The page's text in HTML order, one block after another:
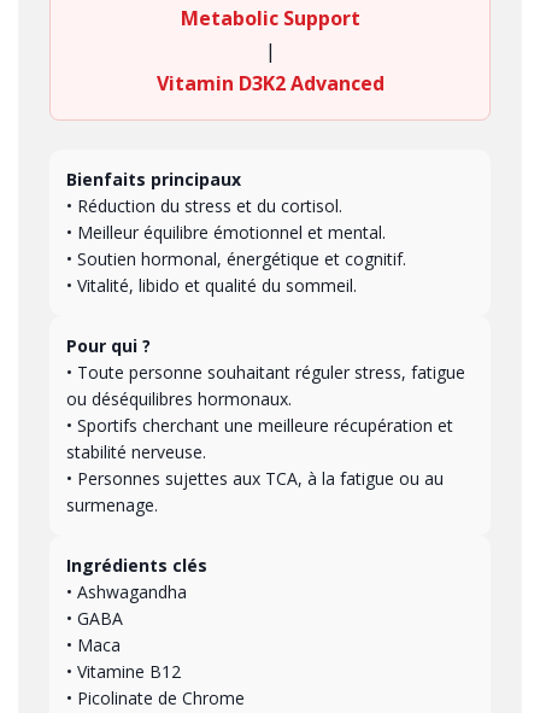
Metabolic Support
|
Vitamin D3K2 Advanced
Bienfaits principaux
• Réduction du stress et du cortisol.
• Meilleur équilibre émotionnel et mental.
• Soutien hormonal, énergétique et cognitif.
• Vitalité, libido et qualité du sommeil.
Pour qui ?
• Toute personne souhaitant réguler stress, fatigue
ou déséquilibres hormonaux.
• Sportifs cherchant une meilleure récupération et
stabilité nerveuse.
• Personnes sujettes aux TCA, à la fatigue ou au
surmenage.
Ingrédients clés
• Ashwagandha
• GABA
• Maca
• Vitamine B12
• Picolinate de Chrome